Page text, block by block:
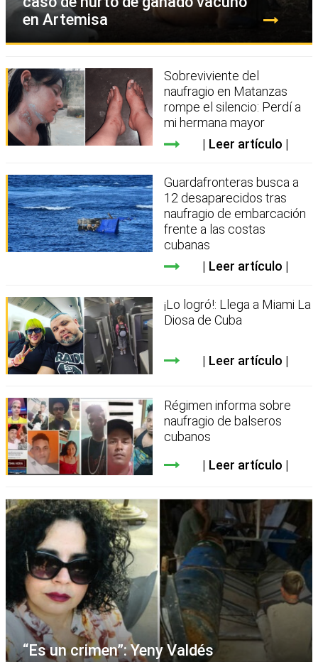
en Artemisa
Sobreviviente del
naufragio en Matanzas
rompe el silencio: Perdí a
mi hermana mayor
Leer artículo
Guardafronteras busca a
12 desaparecidos tras
naufragio de embarcación
frente a las costas
cubanas
Leer artículo
¡Lo logró!: Llega a Miami La
Diosa de Cuba
Leer artículo
Régimen informa sobre
naufragio de balseros
cubanos
Leer artículo
“Es un crimen”: Yeny Valdés